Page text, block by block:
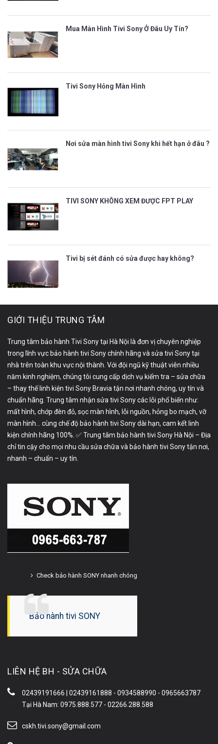
Mua Màn Hình Tivi Sony Ở Đâu Uy Tín?
Tivi Sony Hỏng Màn Hình
Nơi sửa màn hình tivi Sony khi hết hạn ở đâu ?
TIVI SONY KHÔNG XEM ĐƯỢC FPT PLAY
Tivi bị sét đánh có sửa được hay không?
GIỚI THIỆU TRUNG TÂM
Trung tâm bảo hành Tivi Sony tại Hà Nội là đơn vị chuyên nghiệp
trong lĩnh vực bảo hành tivi Sony chính hãng và sửa tivi Sony tại
nhà trên toàn khu vực nội thành. Với đội ngũ kỹ thuật viên nhiều
năm kinh nghiệm, chúng tôi cung cấp dịch vụ kiểm tra – sửa chữa
– thay thế linh kiện tivi Sony Bravia tận nơi nhanh chóng, uy tín và
chuẩn hãng. Trung tâm nhận sửa tivi Sony các lỗi phổ biến như:
mất hình, chớp đèn đỏ, sọc màn hình, lỗi nguồn, hỏng bo mạch, vỡ
màn hình… cùng chế độ bảo hành tivi Sony dài hạn, cam kết linh
kiện chính hãng 100%. ✅ Trung tâm bảo hành tivi Sony Hà Nội – Địa
chỉ tin cậy cho mọi nhu cầu sửa chữa và bảo hành tivi Sony tận nơi,
nhanh – chuẩn – uy tín.
Check bảo hành SONY nhanh chóng
Bảo hành tivi SONY
LIÊN HỆ BH - SỬA CHỮA
02439191666 | 02439161888 - 0934588990 - 0965663787
Tại Hà Nam: 0975.888.577 - 02266.288.588
cskh.tivi.sony@gmail.com